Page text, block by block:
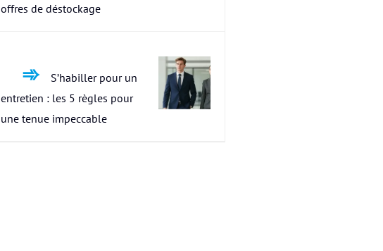
offres de déstockage
S’habiller pour un
entretien : les 5 règles pour
une tenue impeccable